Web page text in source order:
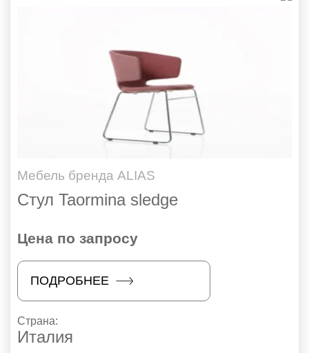
Мебель бренда ALIAS
Стул Taormina sledge
Цена по запросу
ПОДРОБНЕЕ
Страна:
Италия